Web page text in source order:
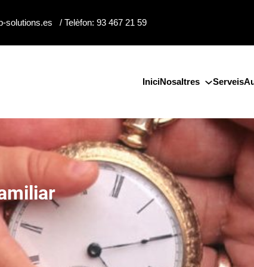
solutions.es / Telèfon: 93 467 21 59
IniciNosaltres Serveis